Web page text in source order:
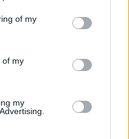
of my
of my
my
χωρισμού με τον
τη βλακεία σας»
για να διαψεύσει όσα
για την ερωτική της ζωή